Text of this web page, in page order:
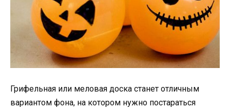
Грифельная или меловая доска станет отличным
вариантом фона, на котором нужно постараться